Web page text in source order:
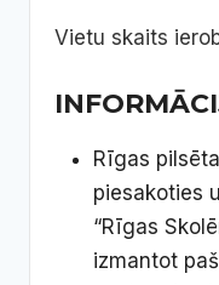
Vietu skaits
Rīgas
piesakoties
“Rīgas
izmantot